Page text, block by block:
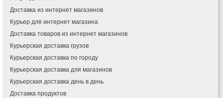
Доставка из интернет магазинов
Курьер для интернет магазина
Доставка товаров из интернет магазинов
Курьерская доставка грузов
Курьерская доставка по городу
Курьерская доставка для магазинов
Курьерская доставка день в день
Доставка продуктов
Коростень
Корсунь-Шевченковский
Костополь
Ковель
Козин
Красноград
Кременчуг
Кременец